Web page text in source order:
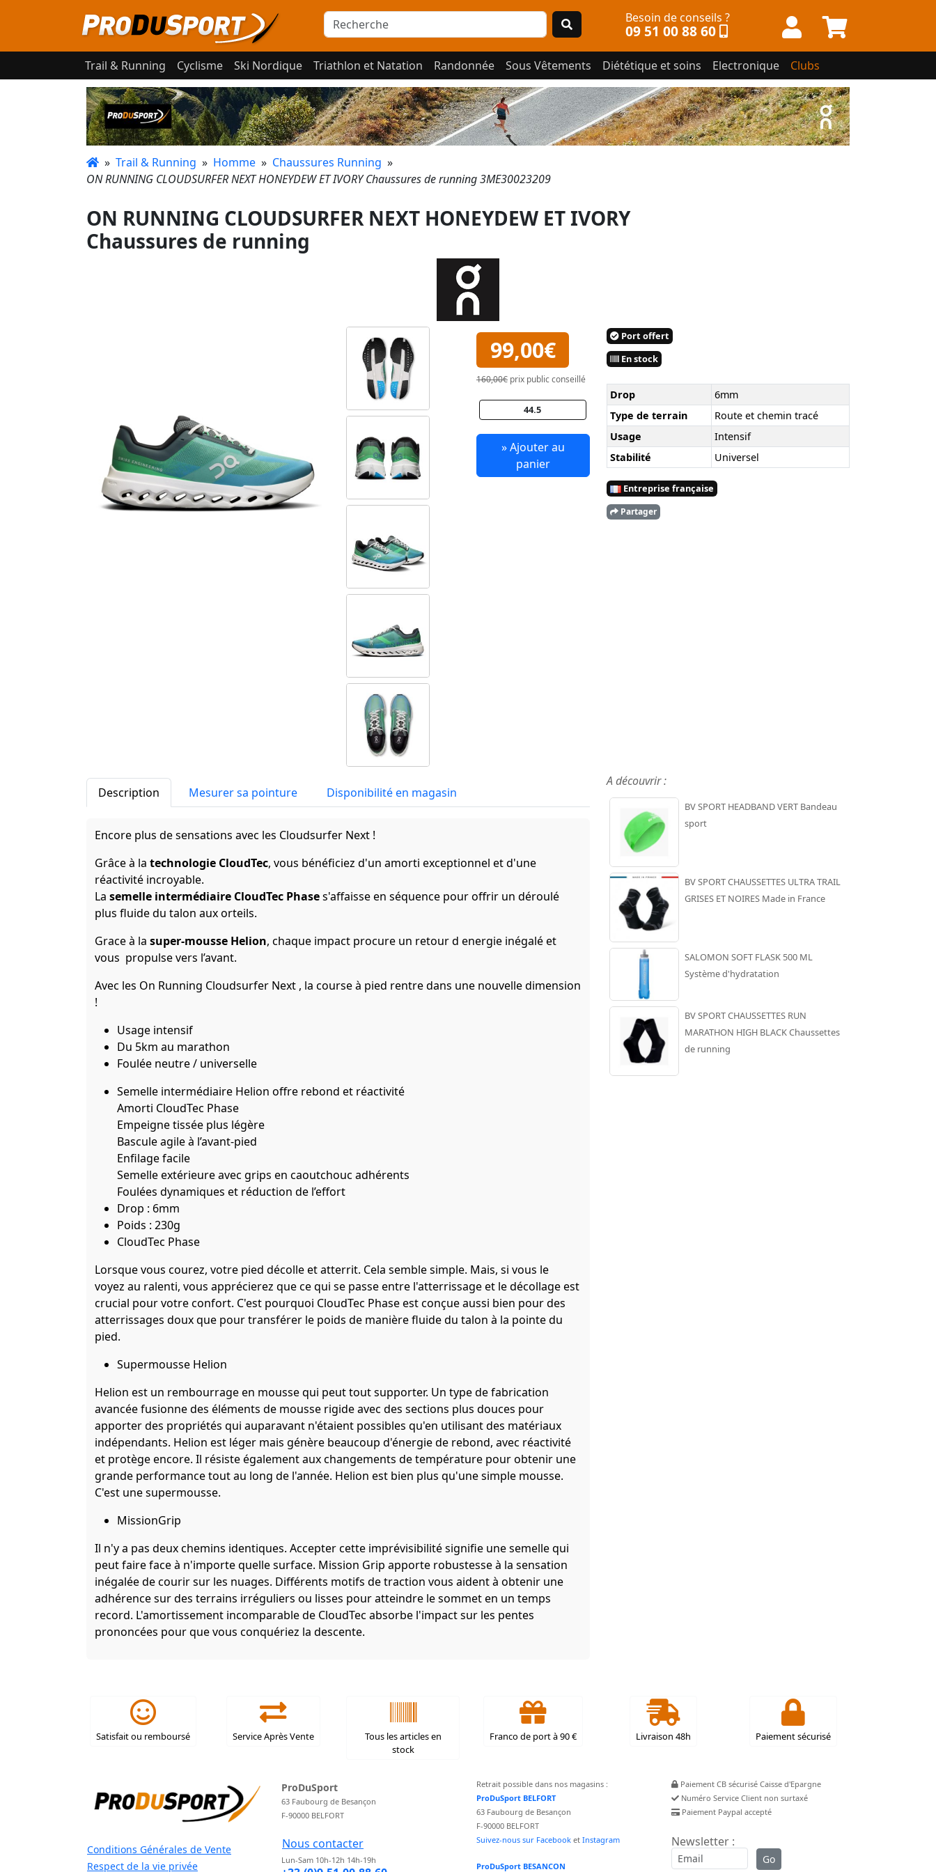
Besoin de conseils ?
09 51 00 88 60
Trail & Running Cyclisme Ski Nordique Triathlon et Natation Randonnée Sous Vêtements Diététique et soins Electronique Clubs
» Trail & Running » Homme » Chaussures Running »
ON RUNNING CLOUDSURFER NEXT HONEYDEW ET IVORY Chaussures de running 3ME30023209
ON RUNNING CLOUDSURFER NEXT HONEYDEW ET IVORY
Chaussures de running
99,00€
160,00€ prix public conseillé
44.5
» Ajouter au
panier
Port offert
En stock
Drop
6mm
Type de terrain
Route et chemin tracé
Usage
Intensif
Stabilité
Universel
Entreprise française
Partager
Description Mesurer sa pointure Disponibilité en magasin
Encore plus de sensations avec les Cloudsurfer Next !
Grâce à la technologie CloudTec, vous bénéficiez d'un amorti exceptionnel et d'une
réactivité incroyable.
La semelle intermédiaire CloudTec Phases'affaisse en séquence pour offrir un déroulé
plus fluide du talon aux orteils.
Grace à la super-mousse Helion, chaque impact procure un retour d energie inégalé et
vous propulse vers l’avant.
Avec les On Running Cloudsurfer Next , la course à pied rentre dans une nouvelle dimension
!
Usage intensif
Du 5km au marathon
Foulée neutre / universelle
Semelle intermédiaire Helion offre rebond et réactivité
Amorti CloudTec Phase
Empeigne tissée plus légère
Bascule agile à l’avant-pied
Enfilage facile
Semelle extérieure avec grips en caoutchouc adhérents
Foulées dynamiques et réduction de l’effort
Drop : 6mm
Poids : 230g
CloudTec Phase
Lorsque vous courez, votre pied décolle et atterrit. Cela semble simple. Mais, si vous le
voyez au ralenti, vous apprécierez que ce qui se passe entre l'atterrissage et le décollage est
crucial pour votre confort. C'est pourquoi CloudTec Phase est conçue aussi bien pour des
atterrissages doux que pour transférer le poids de manière fluide du talon à la pointe du
pied.
Supermousse Helion
Helion est un rembourrage en mousse qui peut tout supporter. Un type de fabrication
avancée fusionne des éléments de mousse rigide avec des sections plus douces pour
apporter des propriétés qui auparavant n'étaient possibles qu'en utilisant des matériaux
indépendants. Helion est léger mais génère beaucoup d'énergie de rebond, avec réactivité
et protège encore. Il résiste également aux changements de température pour obtenir une
grande performance tout au long de l'année. Helion est bien plus qu'une simple mousse.
C'est une supermousse.
MissionGrip
Il n'y a pas deux chemins identiques. Accepter cette imprévisibilité signifie une semelle qui
peut faire face à n'importe quelle surface. Mission Grip apporte robustesse à la sensation
inégalée de courir sur les nuages. Différents motifs de traction vous aident à obtenir une
adhérence sur des terrains irréguliers ou lisses pour atteindre le sommet en un temps
record. L'amortissement incomparable de CloudTec absorbe l'impact sur les pentes
prononcées pour que vous conquériez la descente.
A découvrir :
BV SPORT HEADBAND VERT Bandeau
sport
BV SPORT CHAUSSETTES ULTRA TRAIL
GRISES ET NOIRES Made in France
SALOMON SOFT FLASK 500 ML
Système d'hydratation
BV SPORT CHAUSSETTES RUN
MARATHON HIGH BLACK Chaussettes
de running
Satisfait ou remboursé Service Après Vente
Tous les articles en
stock
Franco de port à 90 € Livraison 48h Paiement sécurisé
Conditions Générales de Vente
Respect de la vie privée
ProDuSport
63 Faubourg de Besançon
F-90000 BELFORT
Nous contacter
Lun-Sam 10h-12h 14h-19h
Retrait possible dans nos magasins :
ProDuSport BELFORT
63 Faubourg de Besançon
F-90000 BELFORT
Suivez-nous sur Facebook et Instagram
ProDuSport BESANCON
Paiement CB sécurisé Caisse d'Epargne
Numéro Service Client non surtaxé
Paiement Paypal accepté
Newsletter :